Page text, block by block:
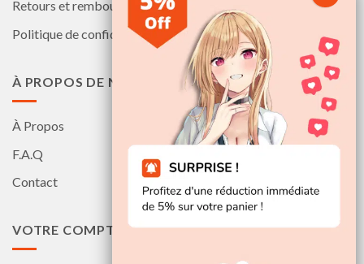
Retours et remboursements
Politique de confidentialité
À PROPOS DE NOUS
À Propos
F.A.Q
Contact
VOTRE COMPTE